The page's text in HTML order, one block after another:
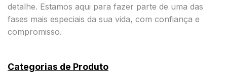
detalhe. Estamos aqui para fazer parte de uma das
fases mais especiais da sua vida, com confiança e
compromisso.
Categorias de Produto